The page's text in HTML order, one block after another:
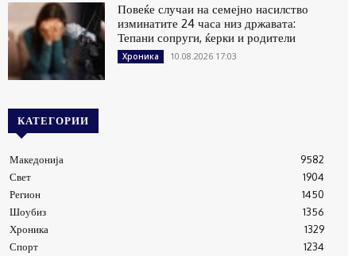
Повеќе случаи на семејно насилство
изминатите 24 часа низ државата:
Тепани сопруги, ќерки и родители
Хроника 10.08.2026 17:03
КАТЕГОРИИ
Македонија
9582
Свет
1904
Регион
1450
Шоубиз
1356
Хроника
1329
Спорт
1234